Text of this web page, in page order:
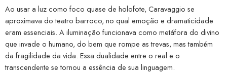
Ao usar a luz como foco quase de holofote, Caravaggio se
aproximava do teatro barroco, no qual emoção e dramaticidade
eram essenciais. A iluminação funcionava como metáfora do divino
que invade o humano, do bem que rompe as trevas, mas também
da fragilidade da vida. Essa dualidade entre o real e o
transcendente se tornou a essência de sua linguagem.